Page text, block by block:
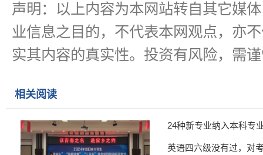
声明：以上内容为本网站转自其它媒
业信息之目的，不代表本网观点，亦
实其内容的真实性。投资有风险，需
相关阅读
24种新专业纳入本科专
英语四六级没有过，对